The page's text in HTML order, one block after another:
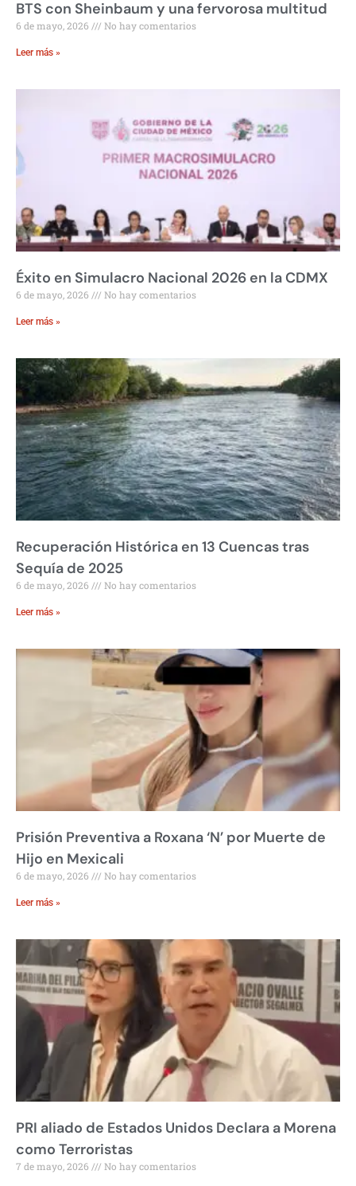
BTS con Sheinbaum y una fervorosa multitud
6 de mayo, 2026 No hay comentarios
Leer más »
Éxito en Simulacro Nacional 2026 en la CDMX
6 de mayo, 2026 No hay comentarios
Leer más »
Recuperación Histórica en 13 Cuencas tras
Sequía de 2025
6 de mayo, 2026 No hay comentarios
Leer más »
Prisión Preventiva a Roxana ‘N’ por Muerte de
Hijo en Mexicali
6 de mayo, 2026 No hay comentarios
Leer más »
PRI aliado de Estados Unidos Declara a Morena
como Terroristas
7 de mayo, 2026 No hay comentarios